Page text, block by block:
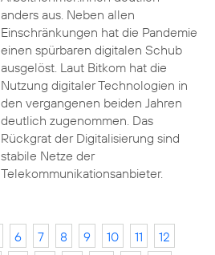
anders aus. Neben allen
Einschränkungen hat die Pandemie
einen spürbaren digitalen Schub
ausgelöst. Laut Bitkom hat die
Nutzung digitaler Technologien in
den vergangenen beiden Jahren
deutlich zugenommen. Das
Rückgrat der Digitalisierung sind
stabile Netze der
Telekommunikationsanbieter.
6 7 8 9 10 11
12